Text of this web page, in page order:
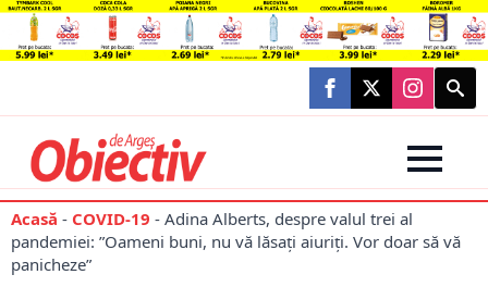
Search
for:
Acasă - COVID-19 - Adina Alberts, despre valul trei al
pandemiei: ”Oameni buni, nu vă lăsați aiuriți. Vor doar să vă
panicheze”